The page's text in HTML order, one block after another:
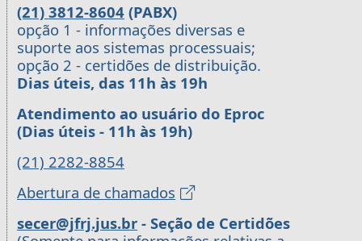
(21) 3812-8604 (PABX)
opção 1 - informações diversas e
suporte aos sistemas processuais;
opção 2 - certidões de distribuição.
Dias úteis, das 11h às 19h
Atendimento ao usuário do Eproc
(Dias úteis - 11h às 19h)
(21) 2282-8854
Abertura de chamados
secer@jfrj.jus.br - Seção de Certidões